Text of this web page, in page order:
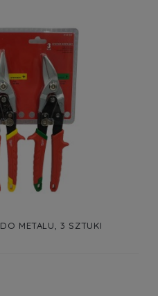
METALU, 3 SZTUKI